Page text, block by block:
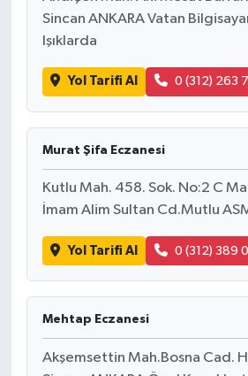
Sincan ANKARA Vatan
Işıklarda
Yol Tarifi Al 0 (312) 263
Murat Şifa Eczanesi
Kutlu Mah. 458. Sok. No:2 C
İmam Alim Sultan Cd.Mutlu
Yol Tarifi Al 0 (312) 389
Mehtap Eczanesi
Akşemsettin Mah.Bosna Cad.